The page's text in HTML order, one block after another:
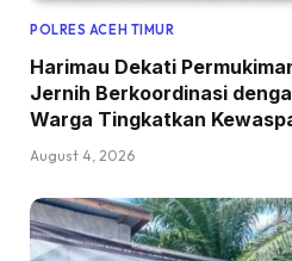
POLRES ACEH TIMUR
Harimau Dekati
Jernih Berkoordinasi
Warga Tingkatkan
August 4, 2026